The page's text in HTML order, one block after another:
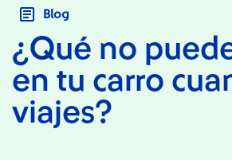
Blog
¿Qué no
en tu carro
viajes?